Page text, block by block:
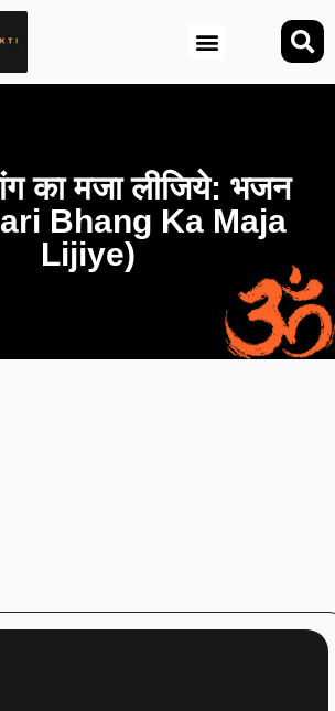
का मजा लीजिये: भजन
Bhang Ka Maja
Lijiye)